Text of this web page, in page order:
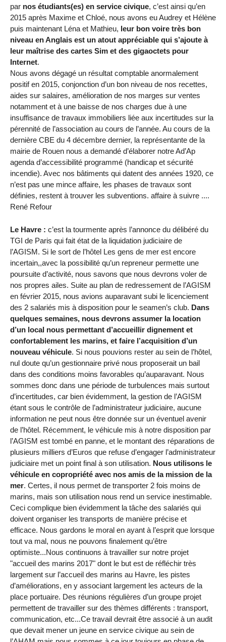
par nos étudiants(es) en service civique, c’est ainsi qu’en
2015 après Maxime et Chloé, nous avons eu Audrey et Hélène
puis maintenant Léna et Mathieu, leur bon voire très bon
niveau en Anglais est un atout appréciable qui s’ajoute à
leur maîtrise des cartes Sim et des gigaoctets pour
Internet.
Nous avons dégagé un résultat comptable anormalement
positif en 2015, conjonction d’un bon niveau de nos recettes,
aides sur salaires, amélioration de nos marges sur ventes
notamment et à une baisse de nos charges due à une
insuffisance de travaux immobiliers liée aux incertitudes sur la
pérennité de l’association au cours de l’année. Au cours de la
dernière CBE du 4 décembre dernier, la représentante de la
mairie de Rouen nous a demandé d’élaborer notre Ad’Ap
agenda d’accessibilité programmé (handicap et sécurité
incendie). Avec nos bâtiments qui datent des années 1920, ce
n’est pas une mince affaire, les phases de travaux sont
définies, restent à trouver les subventions. affaire à suivre ....
René Refour
Le Havre : c’est la tourmente après l’annonce du délibéré du
TGI de Paris qui fait état de la liquidation judiciaire de
l’AGISM. Si le sort de l’hôtel Les gens de mer est encore
incertain,,avec la possibilité qu’un repreneur permette une
poursuite d’activité, nous savons que nous devrons voler de
nos propres ailes. Suite au plan de redressement de l’AGISM
en février 2015, nous avions auparavant subi le licenciement
des 2 salariés mis à disposition pour le seamen’s club. Dans
quelques semaines, nous devrons assumer la location
d’un local nous permettant d’accueillir dignement et
confortablement les marins, et faire l’acquisition d’un
nouveau véhicule. Si nous pouvions rester au sein de l’hôtel,
nul doute qu’un gestionnaire privé nous proposerait un bail
dans des conditions moins favorables qu’auparavant. Nous
sommes donc dans une période de turbulences mais surtout
d’incertitudes, car bien évidemment, la gestion de l’AGISM
étant sous le contrôle de l’administrateur judiciaire, aucune
information ne peut nous être donnée sur un éventuel avenir
de l’hôtel. Récemment, le véhicule mis à notre disposition par
l’AGISM est tombé en panne, et le montant des réparations de
plusieurs milliers d’Euros que refuse d’engager l’administrateur
judiciaire met un point final à son utilisation. Nous utilisons le
véhicule en copropriété avec nos amis de la mission de la
mer. Certes, il nous permet de transporter 2 fois moins de
marins, mais son utilisation nous rend un service inestimable.
Ceci complique bien évidemment la tâche des salariés qui
doivent organiser les transports de manière précise et
efficace. Nous gardons le moral en ayant à l’esprit que lorsque
tout va mal, nous ne pouvons finalement qu’être
optimiste...Nous continuons à travailler sur notre projet
"accueil des marins 2017" dont le but est de réfléchir très
largement sur l’accueil des marins au Havre, les pistes
d’améliorations, en y associant largement les acteurs de la
place portuaire. Des réunions régulières d’un groupe projet
permettent de travailler sur des thèmes différents : transport,
communication, etc...Ce travail devrait être associé à un audit
que devait mener un jeune en service civique au sein de